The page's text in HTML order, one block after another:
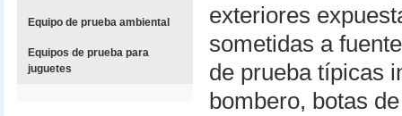
Equipo de prueba ambiental
Equipos de prueba para
juguetes
exteriores
sometidas a
de prueba típicas
bombero, botas